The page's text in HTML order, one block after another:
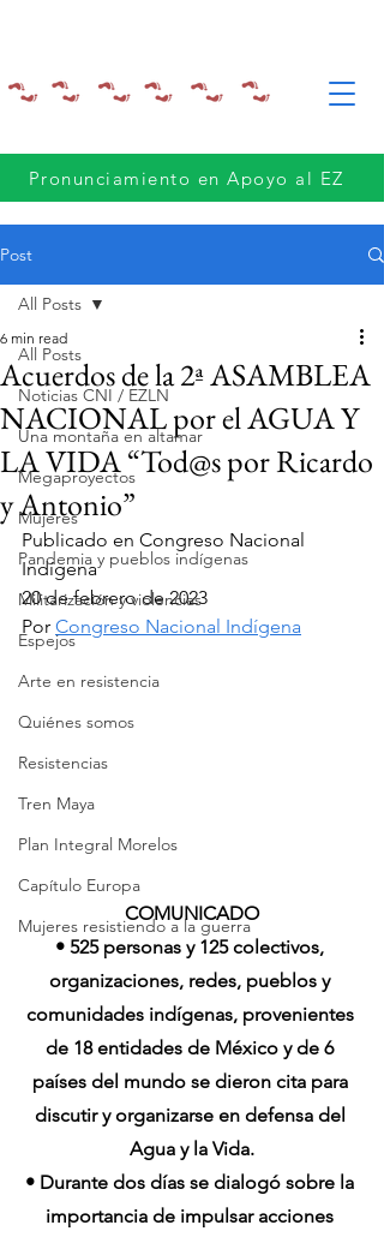
Pronunciamiento en Apoyo al EZ
Post
All Posts
Noticias CNI / EZLN
Una montaña en altamar
Megaproyectos
Mujeres
Pandemia y pueblos indígenas
Militarización y violencias
Espejos
Arte en resistencia
Quiénes somos
Resistencias
Tren Maya
Plan Integral Morelos
Capítulo Europa
Mujeres resistiendo a la guerra
All Posts
Acuerdos de la 2ª ASAMBLEA
NACIONAL por el AGUA Y
LA VIDA “Tod@s por Ricardo
y Antonio”
6 min read
Publicado en Congreso Nacional
Indígena
20 de febrero de 2023
Por Congreso Nacional Indígena
COMUNICADO
• 525 personas y 125 colectivos,
organizaciones, redes, pueblos y
comunidades indígenas, provenientes
de 18 entidades de México y de 6
países del mundo se dieron cita para
discutir y organizarse en defensa del
Agua y la Vida.
• Durante dos días se dialogó sobre la
importancia de impulsar acciones